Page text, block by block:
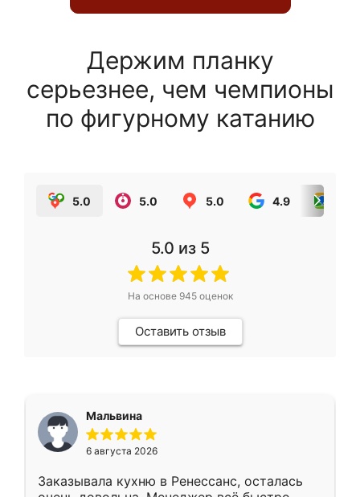
Держим планку
серьезнее, чем чемпионы
по фигурному катанию
5.0 5.0 5.0 4.9
5.0 из 5
На основе 945оценок
Оставить отзыв
Мальвина
6 августа 2026
Заказывала кухню в Ренессанс, осталась